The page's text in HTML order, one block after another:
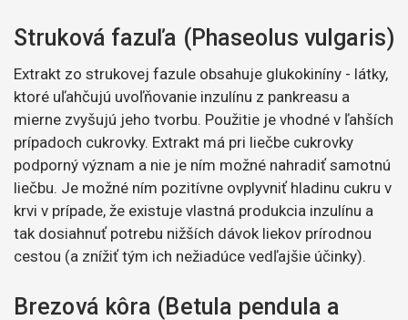
Struková fazuľa (Phaseolus vulgaris)
Extrakt zo strukovej fazule obsahuje glukokiníny - látky,
ktoré uľahčujú uvoľňovanie inzulínu z pankreasu a
mierne zvyšujú jeho tvorbu. Použitie je vhodné v ľahších
prípadoch cukrovky. Extrakt má pri liečbe cukrovky
podporný význam a nie je ním možné nahradiť samotnú
liečbu. Je možné ním pozitívne ovplyvniť hladinu cukru v
krvi v prípade, že existuje vlastná produkcia inzulínu a
tak dosiahnuť potrebu nižších dávok liekov prírodnou
cestou (a znížiť tým ich nežiadúce vedľajšie účinky).
Brezová kôra (Betula pendula a